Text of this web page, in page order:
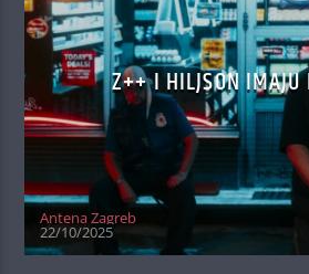
Z++ I HILJSON
Antena Zagreb
22/10/2025